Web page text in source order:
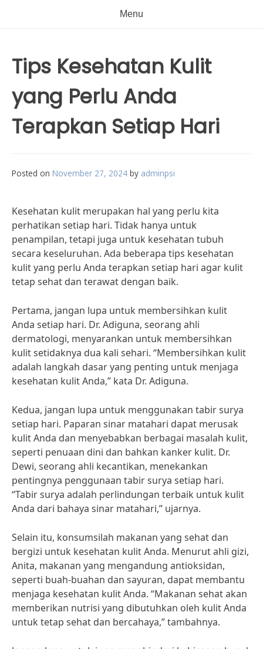
Menu
Tips Kesehatan Kulit
yang Perlu Anda
Terapkan Setiap Hari
Posted on November 27, 2024 by adminpsi
Kesehatan kulit merupakan hal yang perlu kita
perhatikan setiap hari. Tidak hanya untuk
penampilan, tetapi juga untuk kesehatan tubuh
secara keseluruhan. Ada beberapa tips kesehatan
kulit yang perlu Anda terapkan setiap hari agar kulit
tetap sehat dan terawat dengan baik.
Pertama, jangan lupa untuk membersihkan kulit
Anda setiap hari. Dr. Adiguna, seorang ahli
dermatologi, menyarankan untuk membersihkan
kulit setidaknya dua kali sehari. “Membersihkan kulit
adalah langkah dasar yang penting untuk menjaga
kesehatan kulit Anda,” kata Dr. Adiguna.
Kedua, jangan lupa untuk menggunakan tabir surya
setiap hari. Paparan sinar matahari dapat merusak
kulit Anda dan menyebabkan berbagai masalah kulit,
seperti penuaan dini dan bahkan kanker kulit. Dr.
Dewi, seorang ahli kecantikan, menekankan
pentingnya penggunaan tabir surya setiap hari.
“Tabir surya adalah perlindungan terbaik untuk kulit
Anda dari bahaya sinar matahari,” ujarnya.
Selain itu, konsumsilah makanan yang sehat dan
bergizi untuk kesehatan kulit Anda. Menurut ahli gizi,
Anita, makanan yang mengandung antioksidan,
seperti buah-buahan dan sayuran, dapat membantu
menjaga kesehatan kulit Anda. “Makanan sehat akan
memberikan nutrisi yang dibutuhkan oleh kulit Anda
untuk tetap sehat dan bercahaya,” tambahnya.